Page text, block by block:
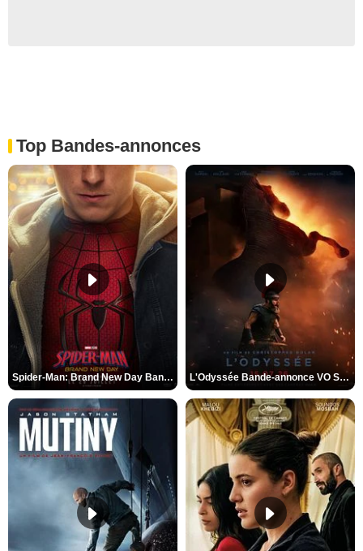
Top Bandes-annonces
Spider-Man: Brand New Day Bande-annonce VO STFR L'Odyssée Bande-annonce VO STFR